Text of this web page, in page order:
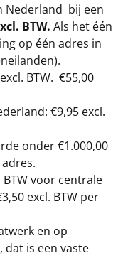
Nederland bij een
BTW. Als het één
op één adres in
excl. BTW. €55,00
€9,95 excl.
onder €1.000,00
adres.
voor centrale
excl. BTW per
en op
dat is een vaste